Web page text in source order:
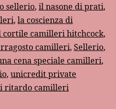
sellerio, il nasone di prati,
, la coscienza di
cortile camilleri hitchcock,
camilleri, Sellerio,
cena speciale camilleri,
, unicredit private
ritardo camilleri